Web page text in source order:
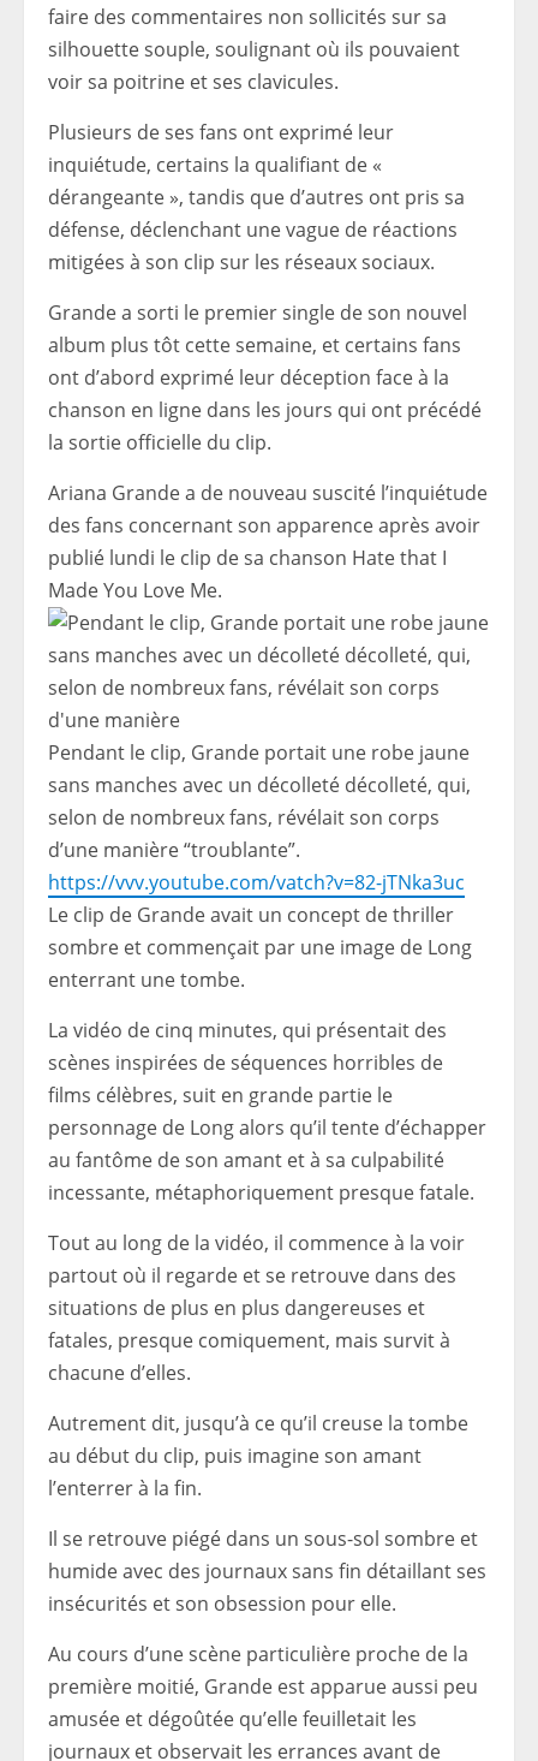
faire des commentaires non sollicités sur sa
silhouette souple, soulignant où ils pouvaient
voir sa poitrine et ses clavicules.
Plusieurs de ses fans ont exprimé leur
inquiétude, certains la qualifiant de «
dérangeante », tandis que d’autres ont pris sa
défense, déclenchant une vague de réactions
mitigées à son clip sur les réseaux sociaux.
Grande a sorti le premier single de son nouvel
album plus tôt cette semaine, et certains fans
ont d’abord exprimé leur déception face à la
chanson en ligne dans les jours qui ont précédé
la sortie officielle du clip.
Ariana Grande a de nouveau suscité l’inquiétude
des fans concernant son apparence après avoir
publié lundi le clip de sa chanson Hate that I
Made You Love Me.
Pendant le clip, Grande portait une robe jaune
sans manches avec un décolleté décolleté, qui,
selon de nombreux fans, révélait son corps
d’une manière “troublante”.
https://vvv.youtube.com/vatch?v=82-jTNka3uc
Le clip de Grande avait un concept de thriller
sombre et commençait par une image de Long
enterrant une tombe.
La vidéo de cinq minutes, qui présentait des
scènes inspirées de séquences horribles de
films célèbres, suit en grande partie le
personnage de Long alors qu’il tente d’échapper
au fantôme de son amant et à sa culpabilité
incessante, métaphoriquement presque fatale.
Tout au long de la vidéo, il commence à la voir
partout où il regarde et se retrouve dans des
situations de plus en plus dangereuses et
fatales, presque comiquement, mais survit à
chacune d’elles.
Autrement dit, jusqu’à ce qu’il creuse la tombe
au début du clip, puis imagine son amant
l’enterrer à la fin.
Il se retrouve piégé dans un sous-sol sombre et
humide avec des journaux sans fin détaillant ses
insécurités et son obsession pour elle.
Au cours d’une scène particulière proche de la
première moitié, Grande est apparue aussi peu
amusée et dégoûtée qu’elle feuilletait les
journaux et observait les errances avant de